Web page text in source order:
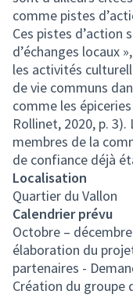
comme pistes
Ces pistes d’action
d’échanges locaux
les activités
de vie communs
comme les
Rollinet, 2020, p.
membres de la
de confiance déjà
Localisation
Quartier du Vallon
Calendrier prévu
Octobre –
élaboration du
partenaires -
Création du groupe